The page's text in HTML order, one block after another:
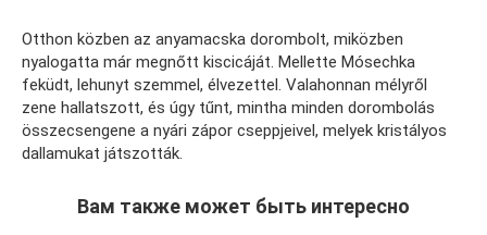
Otthon közben az anyamacska dorombolt, miközben
nyalogatta már megnőtt kiscicáját. Mellette Mósechka
feküdt, lehunyt szemmel, élvezettel. Valahonnan mélyről
zene hallatszott, és úgy tűnt, mintha minden dorombolás
összecsengene a nyári zápor cseppjeivel, melyek kristályos
dallamukat játszották.
Вам также может быть интересно